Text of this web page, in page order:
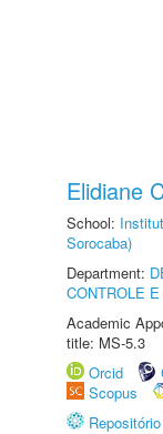
Elidiane
School:
Sorocaba)
Department:
CONTROLE
Academic
title: MS-5.3
Orcid
Scopus